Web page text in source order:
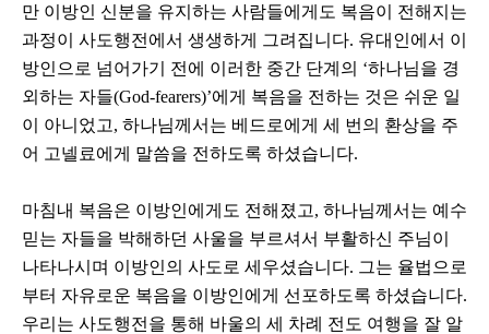
만 이방인 신분을 유지하는 사람들에게도 복음이 전해지는
과정이 사도행전에서 생생하게 그려집니다. 유대인에서 이
방인으로 넘어가기 전에 이러한 중간 단계의 ‘하나님을 경
외하는 자들(God-fearers)’에게 복음을 전하는 것은 쉬운 일
이 아니었고, 하나님께서는 베드로에게 세 번의 환상을 주
어 고넬료에게 말씀을 전하도록 하셨습니다.
마침내 복음은 이방인에게도 전해졌고, 하나님께서는 예수
믿는 자들을 박해하던 사울을 부르셔서 부활하신 주님이
나타나시며 이방인의 사도로 세우셨습니다. 그는 율법으로
부터 자유로운 복음을 이방인에게 선포하도록 하셨습니다.
우리는 사도행전을 통해 바울의 세 차례 전도 여행을 잘 알